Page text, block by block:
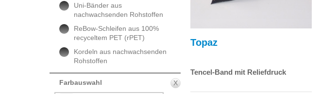
Uni-Bänder aus
nachwachsenden Rohstoffen
ReBow-Schleifen aus 100%
recyceltem PET (rPET)
Kordeln aus nachwachsenden
Rohstoffen
Farbauswahl X
Topaz
Tencel-Band mit Reliefdruck